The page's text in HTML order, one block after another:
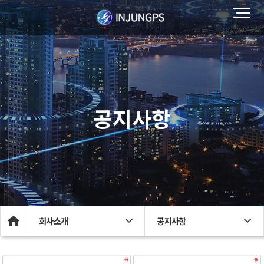
공지사항
회사소개 공지사항